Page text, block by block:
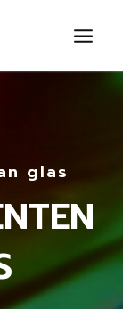
glas